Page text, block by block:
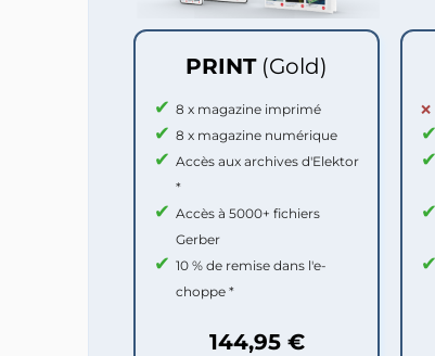
PRINT (Gold)
8 x magazine imprimé
8 x magazine numérique
Accès aux archives d'Elektor
*
Accès à 5000+ fichiers
Gerber
10 % de remise dans l'e-
choppe *
144,95 €